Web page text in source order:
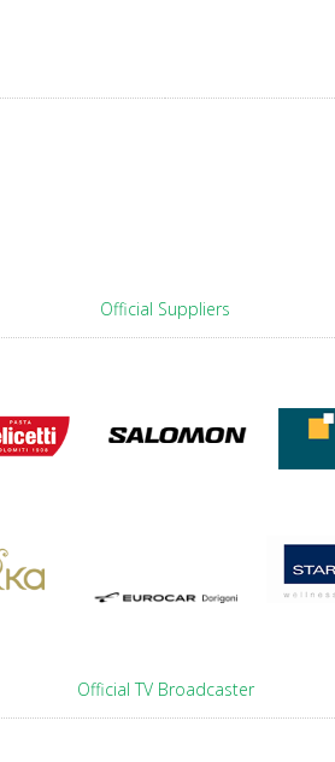
Official Suppliers
Official TV Broadcaster